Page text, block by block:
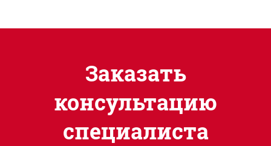
Заказать
консультацию
специалиста